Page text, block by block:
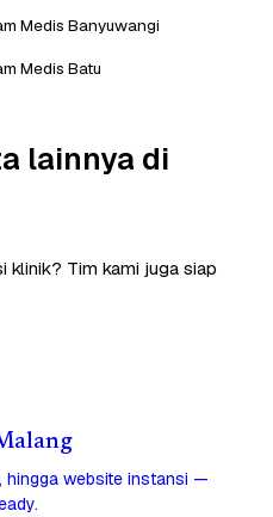
Medis Banyuwangi
Medis Batu
lainnya di
klinik? Tim kami juga siap
hingga website instansi —